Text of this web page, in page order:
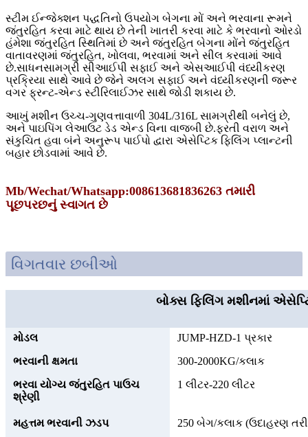
સ્ટીમ ઈન્જેક્શન પદ્ધતિનો ઉપયોગ બેગના મોં અને ભરવાના રૂમને
જંતુરહિત કરવા માટે થાય છે તેની ખાતરી કરવા માટે કે ભરવાનો ઓરડો
હંમેશા જંતુરહિત સ્થિતિમાં છે અને જંતુરહિત બેગના મોંને જંતુરહિત
વાતાવરણમાં જંતુરહિત, ખોલવા, ભરવામાં અને સીલ કરવામાં આવે
છે.સાધનસામગ્રી સીઆઈપી સફાઈ અને એસઆઈપી વંધ્યીકરણ
પ્રક્રિયા સાથે આવે છે જેને અલગ સફાઈ અને વંધ્યીકરણની જરૂર
વગર ફ્રન્ટ-એન્ડ સ્ટીરિલાઈઝર સાથે જોડી શકાય છે.
આખું મશીન ઉચ્ચ-ગુણવત્તાવાળી 304L/316L સામગ્રીથી બનેલું છે,
અને પાઇપિંગ લેઆઉટ ડેડ એન્ડ વિના વાજબી છે.ફરતી વરાળ અને
સંકુચિત હવા બંને અનુરૂપ પાઈપો દ્વારા એસેપ્ટિક ફિલિંગ પ્લાન્ટની
બહાર છોડવામાં આવે છે.
Mb/Wechat/Whatsapp:008613681836263 તમારી
પૂછપરછનું સ્વાગત છે
વિગતવાર છબીઓ
બોક્સ ફિલિંગ મશીનમાં
મોડલ
JUMP-HZD-1 પ્રકાર
ભરવાની ક્ષમતા
300-2000KG/કલાક
ભરવા યોગ્ય જંતુરહિત પાઉચ
શ્રેણી
1 લીટર-220 લીટર
મહત્તમ ભરવાની ઝડપ 250 બેગ/કલાક (ઉદાહરણ